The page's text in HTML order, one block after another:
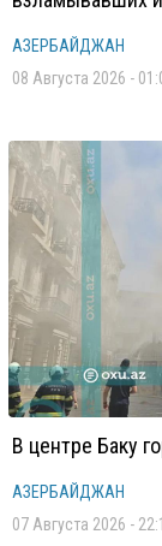
АЗЕРБАЙДЖАН
08 Августа 2026 -
В центре Баку
АЗЕРБАЙДЖАН
07 Августа 2026 -